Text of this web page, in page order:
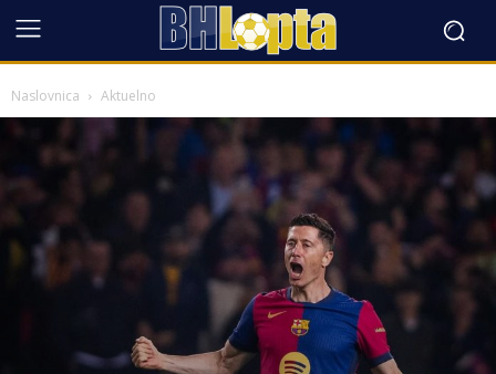
Naslovnica Aktuelno